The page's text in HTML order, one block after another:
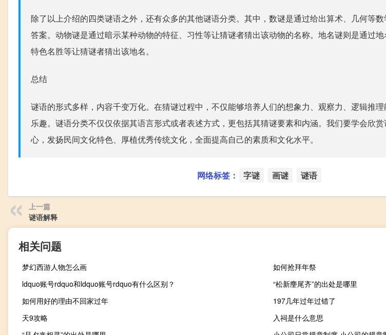
除了以上介绍的四类谜语之外，还有众多的其他谜语分类。其中，数谜是通过给出算术、几何等
答案。动物谜是通过暗示某种动物的特征、习性等让猜谜者猜出该动物的名称。地名谜则是通过
特色名胜等让猜谜者猜出该地名。
总结
谜语的形式多样，内容千变万化。在猜谜过程中，不仅能够培养人们的想象力、观察力、逻辑推
乐趣。谜语分类不仅仅依据其语言形式或者表述方式，更包括其猜谜要素和内涵。我们要学会欣
心，发扬民间文化特色、厚植优秀传统文化，全面提高自己的素质和文化水平。
网络标签： 字谜 画谜 谜语
上一篇
谜语解释
相关问题
梦幻西游人物怎么画
如何抢拜年祭
ldquo账号rdquo和ldquo账号rdquo有什么区别？
“松新麈尾齐”的出处是哪里
如何用好的理由不回家过年
197几年过年过错了
天9攻略
入祠是什么意思